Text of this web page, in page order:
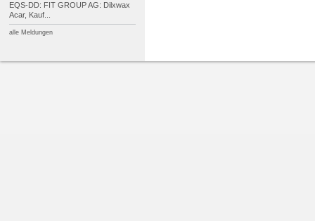
EQS-DD: FIT GROUP AG: Dilxwax
Acar, Kauf...
alle Meldungen